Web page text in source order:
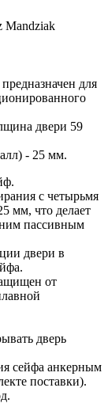
Mandziak
предназначен для
двери 59
- 25 мм.
с четырьмя
мм, что делает
пассивным
двери в
от
дверь
сейфа анкерным
поставки).